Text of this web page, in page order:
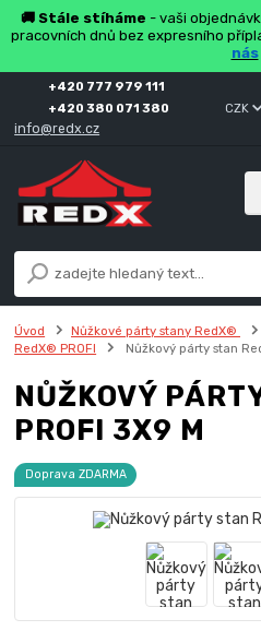
🚚 Stále stíháme - vaši
pracovních dnů bez expresního
nás
CZK
+420 777 979 111
+420 380 071 380
info@redx.cz
Úvod Nůžkové párty stany RedX®
RedX® PROFI
Nůžkový párty stan
NŮŽKOVÝ
PROFI 3X9 M
Doprava ZDARMA